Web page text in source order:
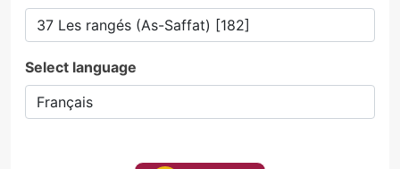
Select language